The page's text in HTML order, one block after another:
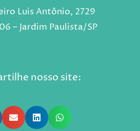
Luis Antônio, 2729
– Jardim Paulista/SP
nosso site: